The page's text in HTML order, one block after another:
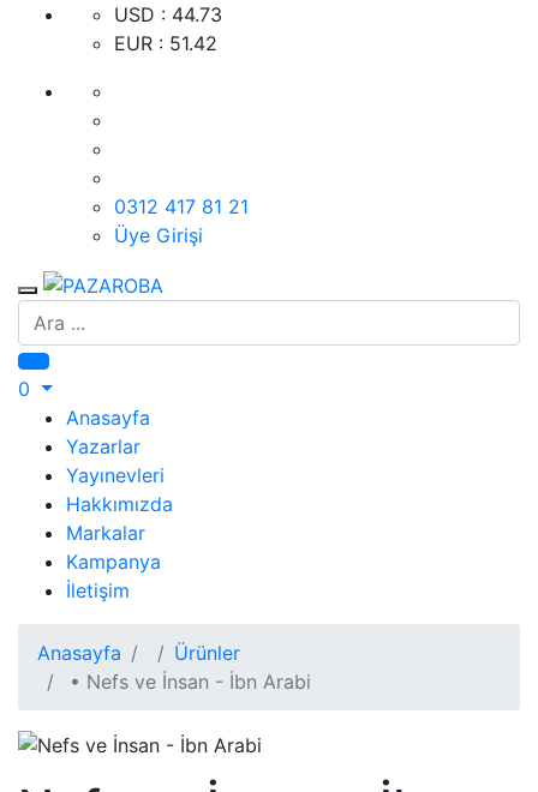
USD : 44.73
EUR : 51.42
0312 417 81 21
Üye Girişi
Ara
0
Anasayfa
Yazarlar
Yayınevleri
Hakkımızda
Markalar
Kampanya
İletişim
Anasayfa
Ürünler
• Nefs ve İnsan - İbn Arabi